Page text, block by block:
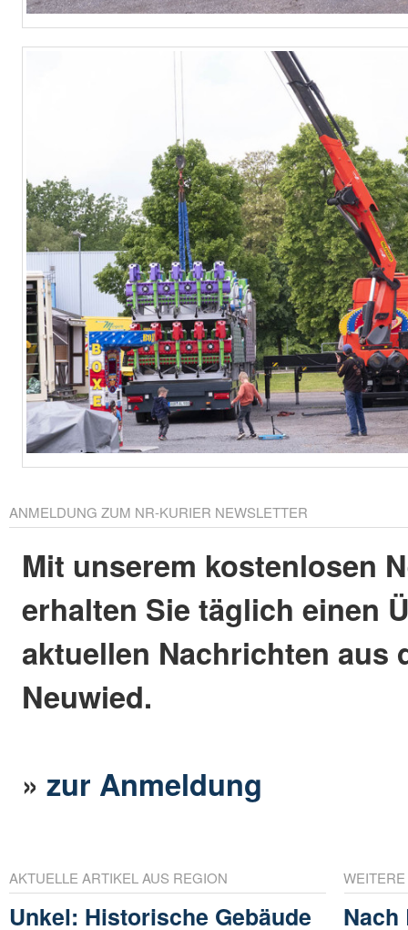
ANMELDUNG ZUM NR-KURIER NEWSLETTER
Mit unserem kostenlosen
erhalten Sie täglich einen
aktuellen Nachrichten aus
Neuwied.
»zur Anmeldung
AKTUELLE ARTIKEL AUS REGION
Unkel: Historische Gebäude